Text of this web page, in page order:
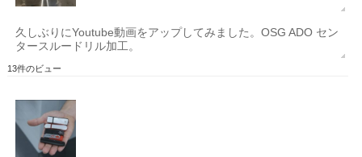
久しぶりにYoutube動画をアップしてみました。OSG ADO セン
タースルードリル加工。
13件のビュー